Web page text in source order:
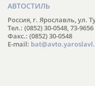
АВТОСТИЛЬ
Россия, г. Ярославль, ул.
Тел.: (0852) 30-0548, 73-9656
Факс.: (0852) 30-0548
E-mail: